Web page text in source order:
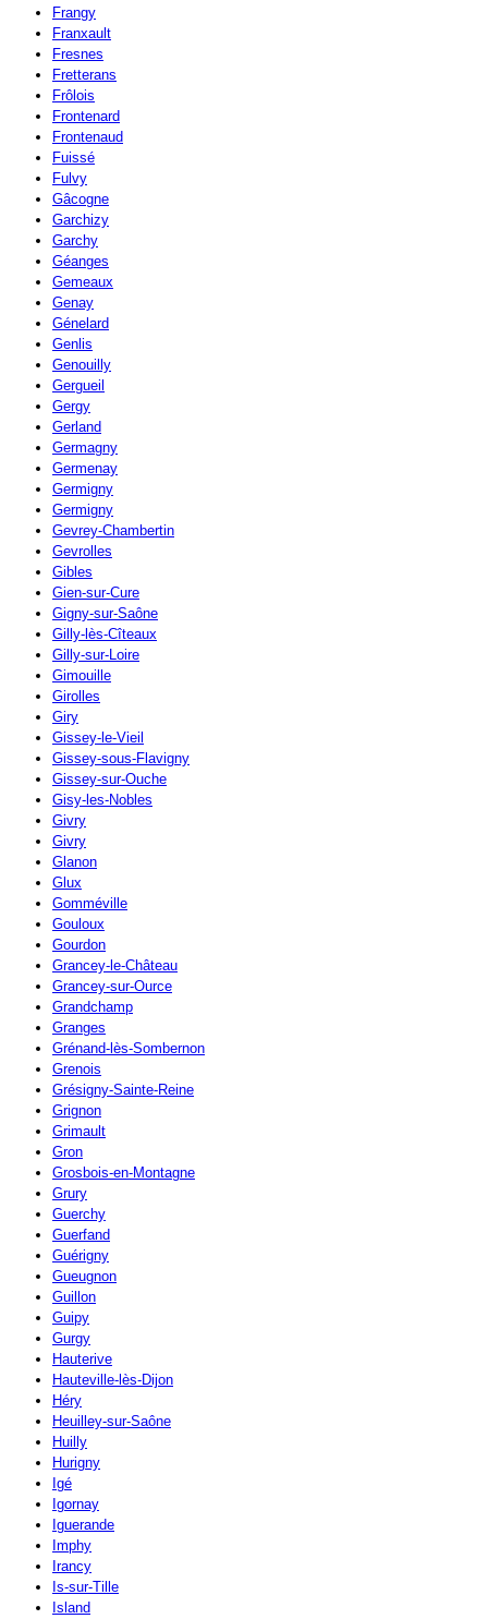
Frangy
Franxault
Fresnes
Fretterans
Frôlois
Frontenard
Frontenaud
Fuissé
Fulvy
Gâcogne
Garchizy
Garchy
Géanges
Gemeaux
Genay
Génelard
Genlis
Genouilly
Gergueil
Gergy
Gerland
Germagny
Germenay
Germigny
Germigny
Gevrey-Chambertin
Gevrolles
Gibles
Gien-sur-Cure
Gigny-sur-Saône
Gilly-lès-Cîteaux
Gilly-sur-Loire
Gimouille
Girolles
Giry
Gissey-le-Vieil
Gissey-sous-Flavigny
Gissey-sur-Ouche
Gisy-les-Nobles
Givry
Givry
Glanon
Glux
Gomméville
Gouloux
Gourdon
Grancey-le-Château
Grancey-sur-Ource
Grandchamp
Granges
Grénand-lès-Sombernon
Grenois
Grésigny-Sainte-Reine
Grignon
Grimault
Gron
Grosbois-en-Montagne
Grury
Guerchy
Guerfand
Guérigny
Gueugnon
Guillon
Guipy
Gurgy
Hauterive
Hauteville-lès-Dijon
Héry
Heuilley-sur-Saône
Huilly
Hurigny
Igé
Igornay
Iguerande
Imphy
Irancy
Is-sur-Tille
Island